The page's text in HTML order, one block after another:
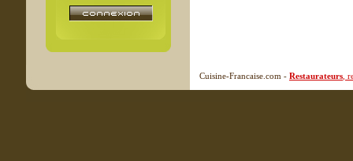
Cuisine-Francaise.com - Restaurateurs ,